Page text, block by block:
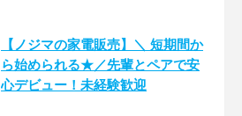
【ノジマの家電販売】＼ 短期間か
ら始められる★／先輩とペアで安
心デビュー！未経験歓迎